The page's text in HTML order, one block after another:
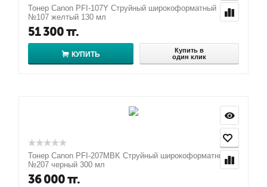
Тонер Canon PFI-107Y Струйный широкоформатный
№107 желтый 130 мл
51 300тг.
КУПИТЬ
Купить в
один клик
Тонер Canon PFI-207MBK Струйный широкоформатный
№207 черный 300 мл
36 000тг.